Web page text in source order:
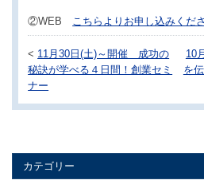
②WEB こちらよりお申し込みくださ
< 11月30日(土)～開催 成功の
秘訣が学べる４日間！創業セミ
ナー
10
を
カテゴリー